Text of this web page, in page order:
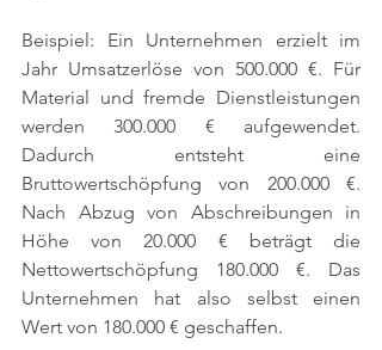
Beispiel: Ein Unternehmen erzielt im
Jahr Umsatzerlöse von 500.000 €. Für
Material und fremde Dienstleistungen
werden 300.000 € aufgewendet.
Dadurch entsteht eine
Bruttowertschöpfung von 200.000 €.
Nach Abzug von Abschreibungen in
Höhe von 20.000 € beträgt die
Nettowertschöpfung 180.000 €. Das
Unternehmen hat also selbst einen
Wert von 180.000 € geschaffen.